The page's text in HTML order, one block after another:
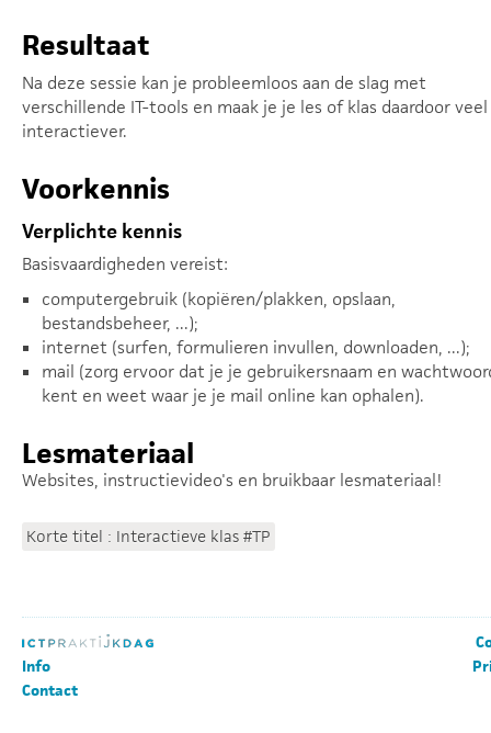
Resultaat
Na deze sessie kan je probleemloos aan de slag met
verschillende IT-tools en maak je je les of klas daardoor veel
interactiever.
Voorkennis
Verplichte kennis
Basisvaardigheden vereist:
computergebruik (kopiëren/plakken, opslaan,
bestandsbeheer, ...);
internet (surfen, formulieren invullen, downloaden, ...);
mail (zorg ervoor dat je je gebruikersnaam en
kent en weet waar je je mail online kan ophalen).
Lesmateriaal
Websites, instructievideo's en bruikbaar lesmateriaal!
Korte titel : Interactieve klas #TP
Info
Contact